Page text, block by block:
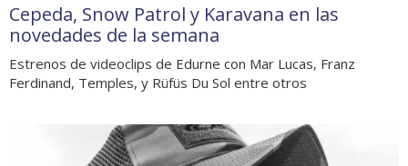
Cepeda, Snow Patrol y Karavana en las
novedades de la semana
Estrenos de videoclips de Edurne con Mar Lucas, Franz
Ferdinand, Temples, y Rüfüs Du Sol entre otros